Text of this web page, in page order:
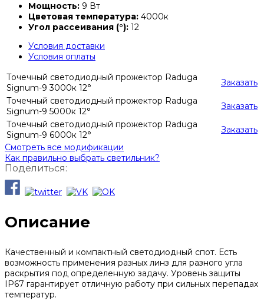
Мощность: 9 Вт
Цветовая температура: 4000к
Угол рассеивания (°): 12
Условия доставки
Условия оплаты
Точечный светодиодный прожектор Raduga
Signum-9 3000к 12°
Заказать
Точечный светодиодный прожектор Raduga
Signum-9 5000к 12°
Заказать
Точечный светодиодный прожектор Raduga
Signum-9 6000к 12°
Заказать
Смотреть все модификации
Как правильно выбрать светильник?
Поделиться:
Описание
Качественный и компактный светодиодный спот. Есть
возможность применения разных линз для разного угла
раскрытия под определенную задачу. Уровень защиты
IP67 гарантирует отличную работу при сильных перепадах
температур.